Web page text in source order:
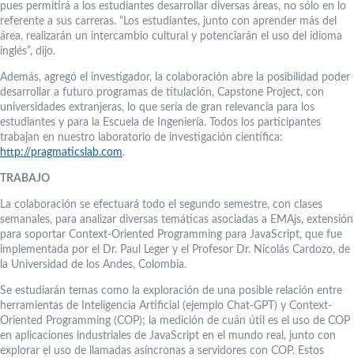
pues permitirá a los estudiantes desarrollar diversas áreas, no sólo en lo
referente a sus carreras. “Los estudiantes, junto con aprender más del
área, realizarán un intercambio cultural y potenciarán el uso del idioma
inglés”, dijo.
Además, agregó el investigador, la colaboración abre la posibilidad poder
desarrollar a futuro programas de titulación, Capstone Project, con
universidades extranjeras, lo que sería de gran relevancia para los
estudiantes y para la Escuela de Ingeniería. Todos los participantes
trabajan en nuestro laboratorio de investigación científica:
http://pragmaticslab.com.
TRABAJO
La colaboración se efectuará todo el segundo semestre, con clases
semanales, para analizar diversas temáticas asociadas a EMAjs, extensión
para soportar Context-Oriented Programming para JavaScript, que fue
implementada por el Dr. Paul Leger y el Profesor Dr. Nicolás Cardozo, de
la Universidad de los Andes, Colombia.
Se estudiarán temas como la exploración de una posible relación entre
herramientas de Inteligencia Artificial (ejemplo Chat-GPT) y Context-
Oriented Programming (COP); la medición de cuán útil es el uso de COP
en aplicaciones industriales de JavaScript en el mundo real, junto con
explorar el uso de llamadas asíncronas a servidores con COP. Estos